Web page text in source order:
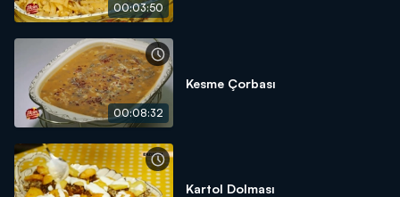
00:03:50
00:08:32
Kesme Çorbası
Kartol Dolması